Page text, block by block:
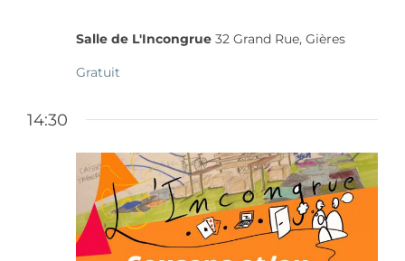
Salle de L'Incongrue 32 Grand Rue, Gières
Gratuit
14:30